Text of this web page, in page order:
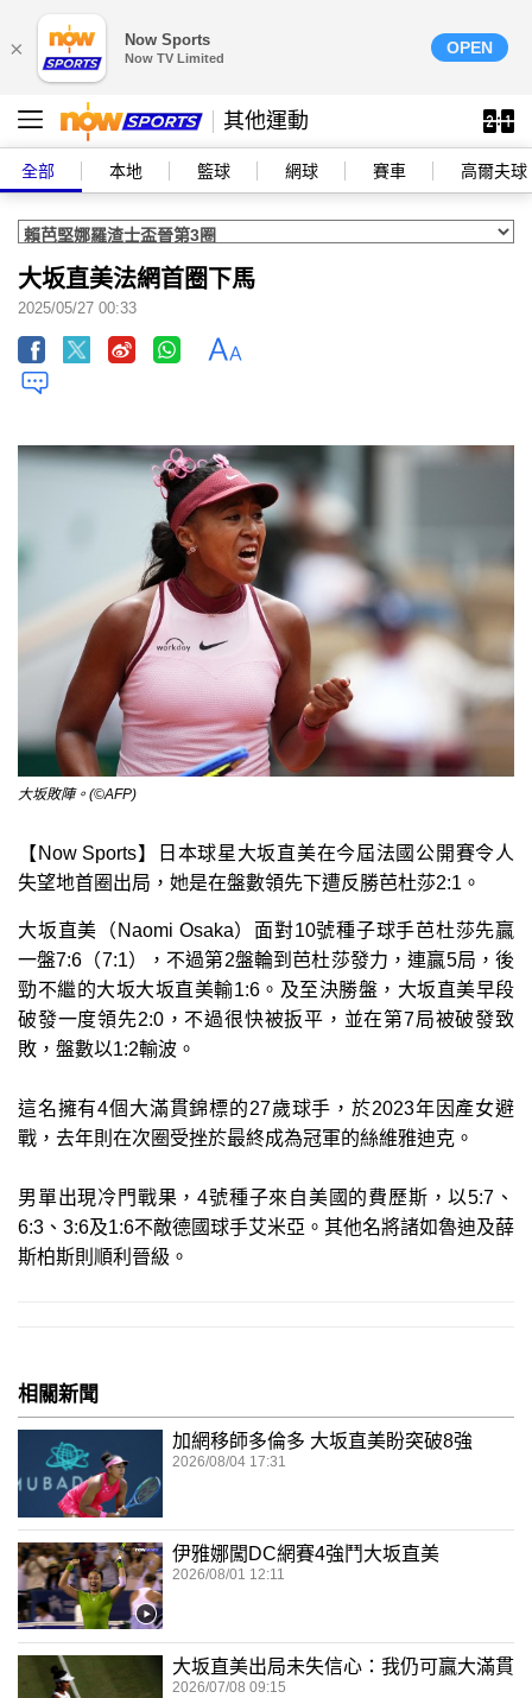
× Now Sports
Now TV Limited
OPEN
其他運動
全部 本地 籃球 網球 賽車 高爾夫球
大坂直美法網首圈下馬
2025/05/27 00:33
大坂敗陣。(©AFP)
【Now Sports】日本球星大坂直美在今屆法國公開賽令人
失望地首圈出局，她是在盤數領先下遭反勝芭杜莎2:1。
大坂直美（Naomi Osaka）面對10號種子球手芭杜莎先贏
一盤7:6（7:1），不過第2盤輪到芭杜莎發力，連贏5局，後
勁不繼的大坂大坂直美輸1:6。及至決勝盤，大坂直美早段
破發一度領先2:0，不過很快被扳平，並在第7局被破發致
敗，盤數以1:2輸波。
這名擁有4個大滿貫錦標的27歲球手，於2023年因產女避
戰，去年則在次圈受挫於最終成為冠軍的絲維雅迪克。
男單出現冷門戰果，4號種子來自美國的費歷斯，以5:7、
6:3、3:6及1:6不敵德國球手艾米亞。其他名將諸如魯迪及薛
斯柏斯則順利晉級。
相關新聞
加網移師多倫多 大坂直美盼突破8強
2026/08/04 17:31
伊雅娜闖DC網賽4強鬥大坂直美
2026/08/01 12:11
大坂直美出局未失信心：我仍可贏大滿貫
2026/07/08 09:15